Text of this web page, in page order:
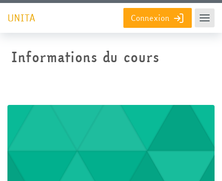
Passer au contenu principal
UNITA Connexion
Informations du cours